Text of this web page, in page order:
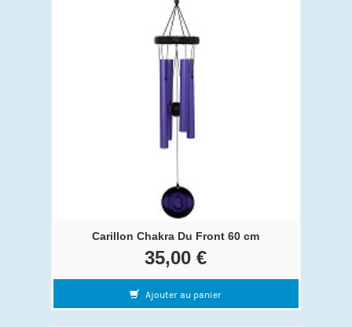
Carillon Chakra Du Front 60 cm
35,00 €
Ajouter au panier